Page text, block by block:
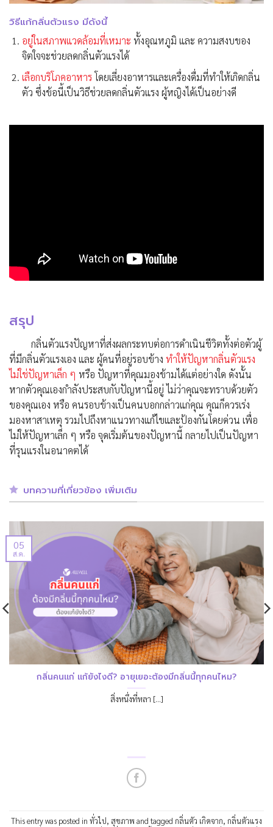
วิธีแก้กลิ่นตัวแรง มีดังนี้
อยู่ในสภาพแวดล้อมที่เหมาะ ทั้งอุณหภูมิ และ ความสงบของ
จิตใจจะช่วยลดกลิ่นตัวแรงได้
เลือกบริโภคอาหารโดยเลี่ยงอาหารและเครื่องดื่มที่ทำให้เกิดกลิ่น
ตัว ซึ่งข้อนี้เป็นวิธีช่วยลดกลิ่นตัวแรง ผู้หญิงได้เป็นอย่างดี
สรุป
กลิ่นตัวแรงปัญหาที่ส่งผลกระทบต่อการดำเนินชีวิตทั้งต่อตัวผู้
ที่มีกลิ่นตัวแรงเอง และ ผู้คนที่อยู่รอบข้าง ทำให้ปัญหากลิ่นตัวแรง
ไม่ใช่ปัญหาเล็ก ๆ หรือ ปัญหาที่คุณมองข้ามได้แต่อย่างใด ดังนั้น
หากตัวคุณเองกำลังประสบกับปัญหานี้อยู่ ไม่ว่าคุณจะทราบด้วยตัว
ของคุณเอง หรือ คนรอบข้างเป็นคนบอกกล่าวแก่คุณ คุณก็ควรเร่ง
มองหาสาเหตุ รวมไปถึงหาแนวทางแก้ไขและป้องกันโดยด่วน เพื่อ
ไม่ให้ปัญหาเล็ก ๆ หรือ จุดเริ่มต้นของปัญหานี้ กลายไปเป็นปัญหา
ที่รุนแรงในอนาคตได้
บทความที่เกี่ยวข้อง เพิ่มเติม
กลิ่นคนแก่ แก้ยังไงดี? อายุเยอะต้องมีกลิ่นนี้ทุกคนไหม?
สิ่งหนึ่งที่หลา [...]
05
ส.ค.
This entry was posted in ทั่วไป, สุขภาพ and tagged กลิ่นตัว เกิดจาก, กลิ่นตัวแรง